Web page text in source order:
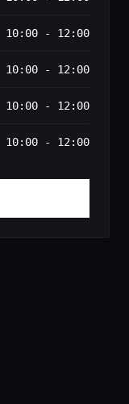
10:00 - 12:00
10:00 - 12:00
10:00 - 12:00
10:00 - 12:00